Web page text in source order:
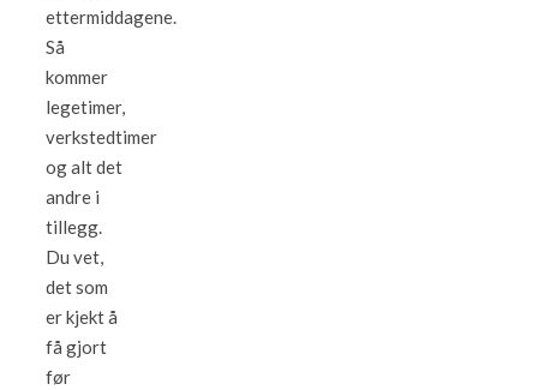
ettermiddagene.
Så
kommer
legetimer,
verkstedtimer
og alt det
andre i
tillegg.
Du vet,
det som
er kjekt å
få gjort
før